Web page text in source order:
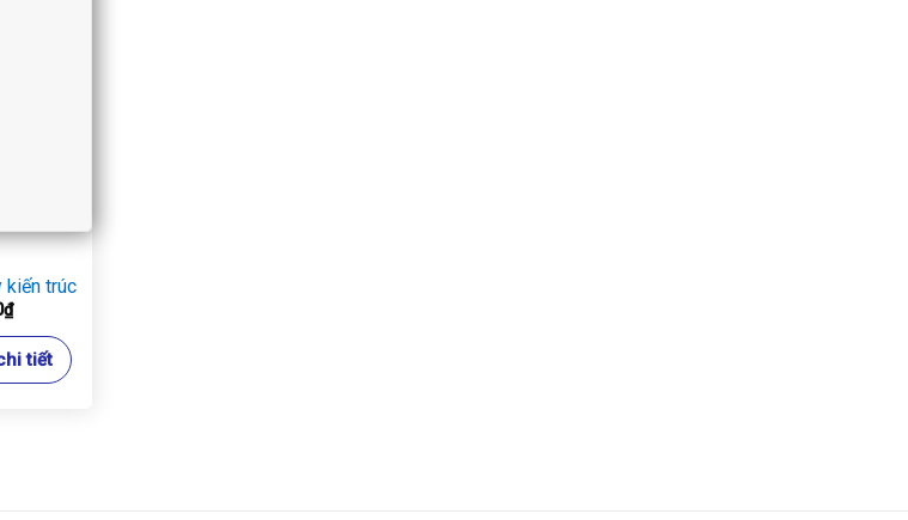
kiến trúc
₫Giá
hiện
tại
là:
700.000₫.
tiết